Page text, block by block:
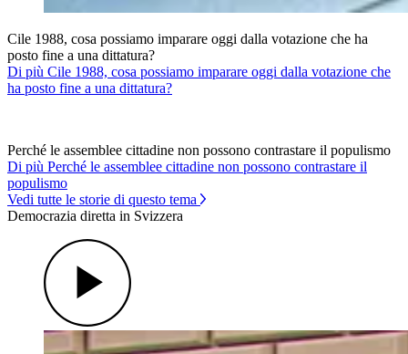
Cile 1988, cosa possiamo imparare oggi dalla votazione che ha
posto fine a una dittatura?
Di più Cile 1988, cosa possiamo imparare oggi dalla votazione che
ha posto fine a una dittatura?
Perché le assemblee cittadine non possono contrastare il populismo
Di più Perché le assemblee cittadine non possono contrastare il
populismo
Vedi tutte le storie di questo tema
Democrazia diretta in Svizzera